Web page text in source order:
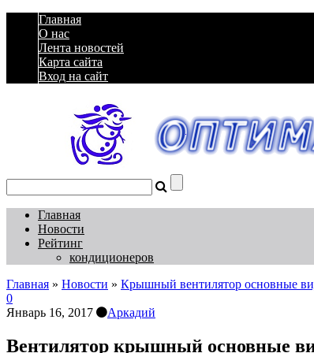
Главная
О нас
Лента новостей
Карта сайта
Вход на сайт
Главная
Новости
Рейтинг
кондиционеров
Главная » Новости » Крышный вентилятор основные
0
Январь 16, 2017
Аркадий
Вентилятор крышный основные